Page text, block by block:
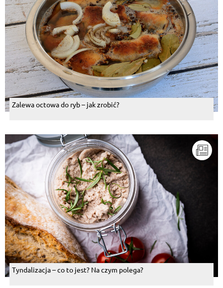
Zalewa octowa do ryb – jak zrobić?
Tyndalizacja – co to jest? Na czym polega?